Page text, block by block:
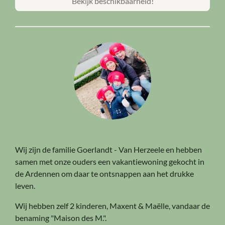
Wij zijn de familie Goerlandt - Van Herzeele en hebben
samen met onze ouders een vakantiewoning gekocht in
de Ardennen om daar te ontsnappen aan het drukke
leven.
Wij hebben zelf 2 kinderen, Maxent & Maëlle, vandaar de
benaming "Maison des M.".